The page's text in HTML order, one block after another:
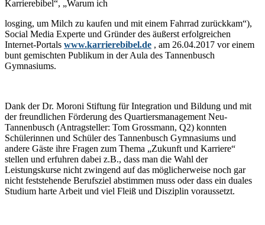
Karrierebibel“, „Warum ich
losging, um Milch zu kaufen und mit einem Fahrrad zurückkam“),
Social Media Experte und Gründer des äußerst erfolgreichen
Internet-Portals www.karrierebibel.de , am 26.04.2017 vor einem
bunt gemischten Publikum in der Aula des Tannenbusch
Gymnasiums.
Dank der Dr. Moroni Stiftung für Integration und Bildung und mit
der freundlichen Förderung des Quartiersmanagement Neu-
Tannenbusch (Antragsteller: Tom Grossmann, Q2) konnten
Schülerinnen und Schüler des Tannenbusch Gymnasiums und
andere Gäste ihre Fragen zum Thema „Zukunft und Karriere“
stellen und erfuhren dabei z.B., dass man die Wahl der
Leistungskurse nicht zwingend auf das möglicherweise noch gar
nicht feststehende Berufsziel abstimmen muss oder dass ein duales
Studium harte Arbeit und viel Fleiß und Disziplin voraussetzt.